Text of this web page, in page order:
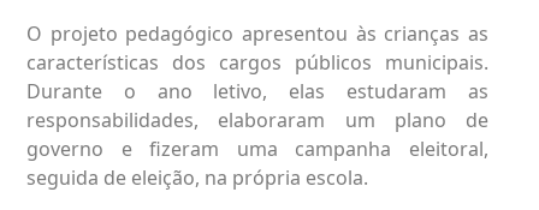
O projeto pedagógico apresentou às crianças as
características dos cargos públicos municipais.
Durante o ano letivo, elas estudaram as
responsabilidades, elaboraram um plano de
governo e fizeram uma campanha eleitoral,
seguida de eleição, na própria escola.